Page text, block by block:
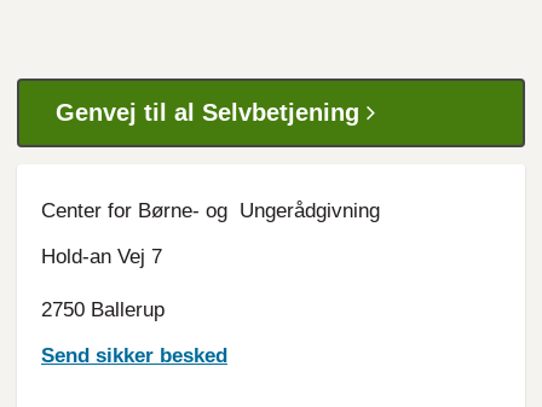
Genvej til al Selvbetjening
Center for Børne- og Ungerådgivning
Hold-an Vej 7
2750 Ballerup
Send sikker besked